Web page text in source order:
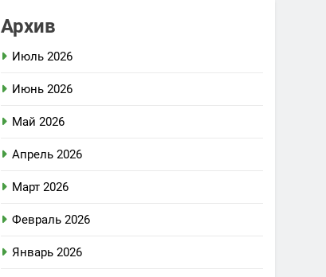
Архив
Июль 2026
Июнь 2026
Май 2026
Апрель 2026
Март 2026
Февраль 2026
Январь 2026